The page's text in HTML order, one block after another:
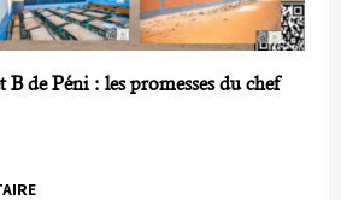
de Péni : les promesses du chef